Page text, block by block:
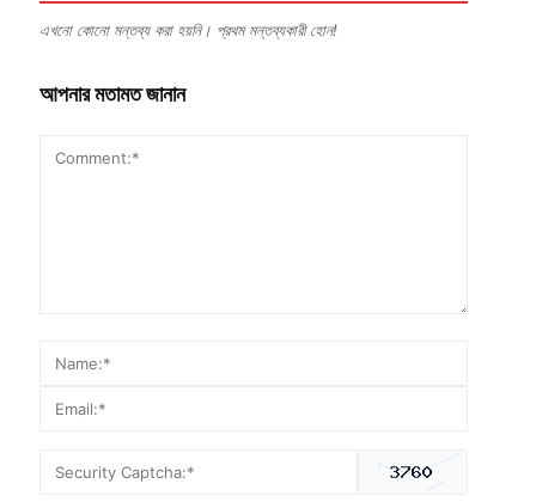
এখনো কোনো মন্তব্য করা হয়নি। প্রথম মন্তব্যকারী হোন!
আপনার মতামত জানান